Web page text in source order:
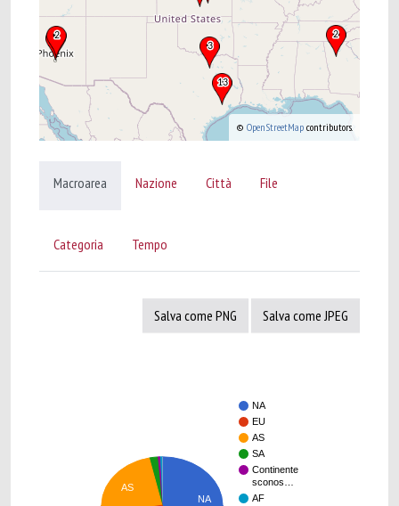
© OpenStreetMap contributors.
Macroarea Nazione Città File
Categoria Tempo
Salva come PNG Salva come JPEG
NA
EU
AS
SA
Continente
sconos…
AF
NA
AS